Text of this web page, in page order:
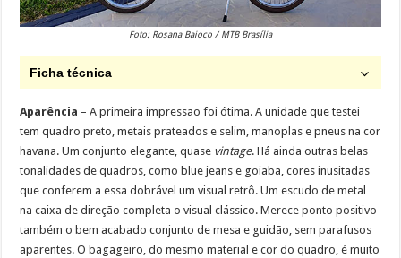
Foto: Rosana Baioco / MTB Brasília
Ficha técnica
Aparência – A primeira impressão foi ótima. A unidade que testei
tem quadro preto, metais prateados e selim, manoplas e pneus na cor
havana. Um conjunto elegante, quase vintage. Há ainda outras belas
tonalidades de quadros, como blue jeans e goiaba, cores inusitadas
que conferem a essa dobrável um visual retrô. Um escudo de metal
na caixa de direção completa o visual clássico. Merece ponto positivo
também o bem acabado conjunto de mesa e guidão, sem parafusos
aparentes. O bagageiro, do mesmo material e cor do quadro, é muito